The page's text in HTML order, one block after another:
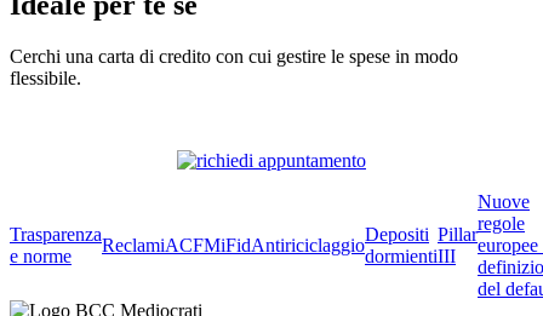
Cerchi una carta di credito con cui gestire le spese in modo
flessibile.
Trasparenza
e norme
ReclamiACFMiFidAntiriciclaggio
Depositi
dormienti
Pillar
III
Nuove
regole
del